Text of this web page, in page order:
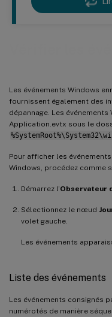
Les événements Windows
fournissent également des
dépannage. Les
Application.evtx sous le
Pour afficher les événements
Windows, procédez comme
Démarrez l’Observateur
Sélectionnez le nœud
volet gauche.
Les événements
Liste des événements
Les événements consignés
numérotés de manière